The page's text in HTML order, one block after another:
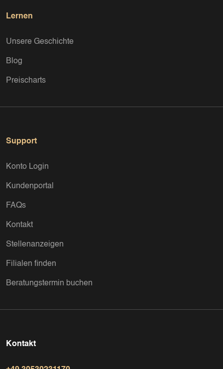
Lernen
Unsere Geschichte
Blog
Preischarts
Support
Konto Login
Kundenportal
FAQs
Kontakt
Stellenanzeigen
Filialen finden
Beratungstermin buchen
Kontakt